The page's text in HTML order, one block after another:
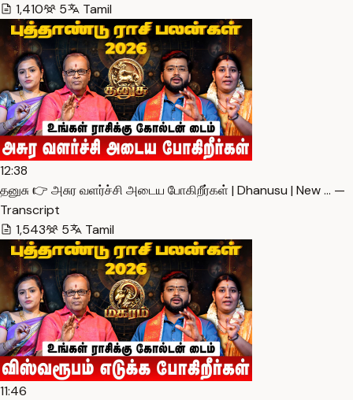
1,410
5 Tamil
12:38
தனுசு 👉 அசுர வளர்ச்சி அடைய போகிறீர்கள் | Dhanusu | New … —
Transcript
1,543
5 Tamil
11:46